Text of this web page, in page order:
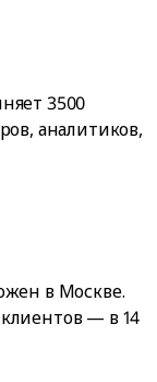
3500
аналитиков,
в Москве.
— в 14